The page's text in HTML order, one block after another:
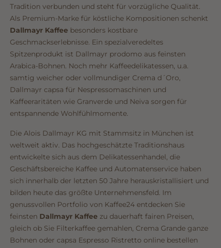
Tradition verbunden und steht für vorzügliche Qualität.
Als Premium-Marke für köstliche Kompositionen schenkt
Dallmayr Kaffee besonders kostbare
Geschmackserlebnisse. Ein spezialveredeltes
Spitzenprodukt ist Dallmayr prodomo aus feinsten
Arabica-Bohnen. Noch mehr Kaffeedelikatessen, u.a.
samtig weicher oder vollmundiger Crema d´Oro,
Dallmayr capsa für Nespressomaschinen und
Kaffeeraritäten wie Granverde und Neiva sorgen für
entspannende Wohlfühlmomente.
Die Alois Dallmayr KG mit Stammsitz in München ist
weltweit aktiv. Das hochgeschätzte Traditionshaus
entwickelte sich aus dem Delikatessenhandel, die
Geschäftsbereiche Kaffee und Automatenservice haben
sich innerhalb der letzten 50 Jahre herauskristallisiert und
bilden heute das größte Unternehmensfeld. Im
genussvollen Portfolio von Kaffee24 entdecken Sie
feinsten Dallmayr Kaffee zu dauerhaft fairen Preisen,
gleich ob Sie Filterkaffee gemahlen, Crema Grande ganze
Bohnen oder capsa Espresso Ristretto online bestellen